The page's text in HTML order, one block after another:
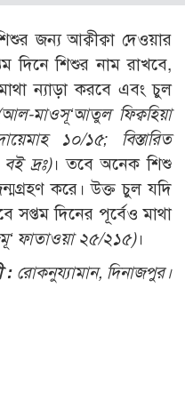
জন্য আক্বীক্বা দেওয়ার
দিনে শিশুর নাম রাখবে,
ন্যাড়া করবে এবং চুল
মাওসূ‘আতুল ফিক্বহিয়া
১০/১৫; বিস্তারিত
দ্রঃ)। তবে অনেক শিশু
করে। উক্ত চুল যদি
সপ্তম দিনের পূর্বেও মাথা
ফাতাওয়া ২৫/২১৫)।
: রোকনুয্যামান, দিনাজপুর।